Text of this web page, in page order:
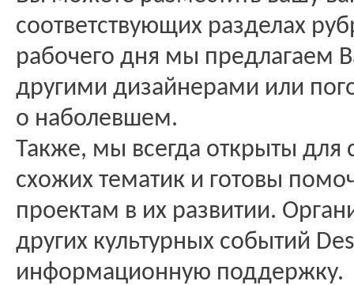
соответствующих разделах
рабочего дня мы предлагаем
другими дизайнерами или
о наболевшем.
Также, мы всегда открыты для
схожих тематик и готовы
проектам в их развитии.
других культурных событий
информационную поддержку.